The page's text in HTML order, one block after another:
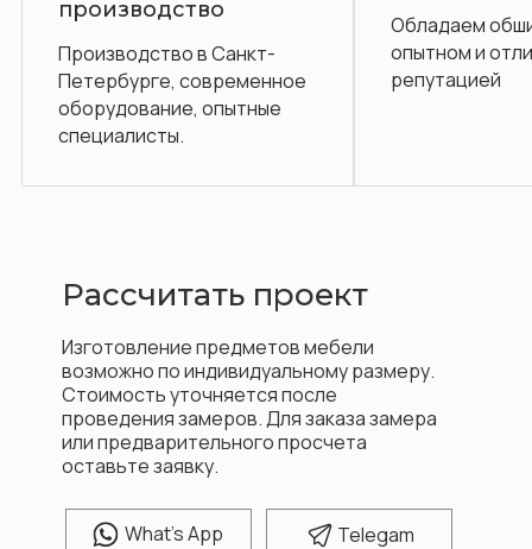
в Санкт-
современное
опытные
Обладаем обширным
опытном и отличной
репутацией
What's App Telegam
Рассчитать проект
Изготовление предметов мебели
возможно по индивидуальному размеру.
Стоимость уточняется после
проведения замеров. Для заказа замера
или предварительного просчета
оставьте заявку.